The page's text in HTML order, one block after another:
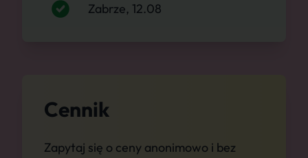
Zabrze, 12.08
Cennik
Zapytaj się o ceny anonimowo i bez